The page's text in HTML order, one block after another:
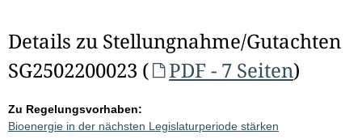
Details zu Stellungnahme/Gutachten
SG2502200023 (
PDF - 7 Seiten)
Zu Regelungsvorhaben:
Bioenergie in der nächsten Legislaturperiode stärken